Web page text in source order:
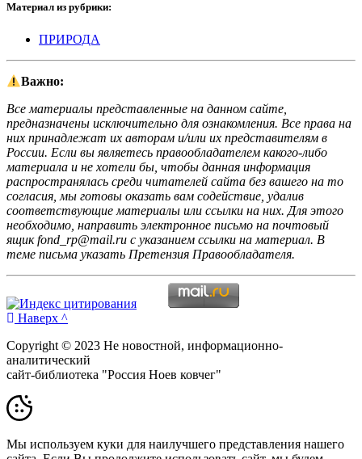
Материал из рубрики:
ПРИРОДА
Важно:
Все материалы представленные на данном сайте,
предназначены исключительно для ознакомления. Все права на
них принадлежат их авторам и/или их представителям в
России. Если вы являетесь правообладателем какого-либо
материала и не хотели бы, чтобы данная информация
распространялась среди читателей сайта без вашего на то
согласия, мы готовы оказать вам содействие, удалив
соответствующие материалы или ссылки на них. Для этого
необходимо, направить электронное письмо на почтовый
ящик fond_rp@mail.ru с указанием ссылки на материал. В
теме письма указать Претензия Правообладателя.
Наверх ^
Copyright © 2023 Не новостной, информационно-
аналитический
сайт-библиотека "Россия Ноев ковчег"
Мы используем куки для наилучшего представления нашего